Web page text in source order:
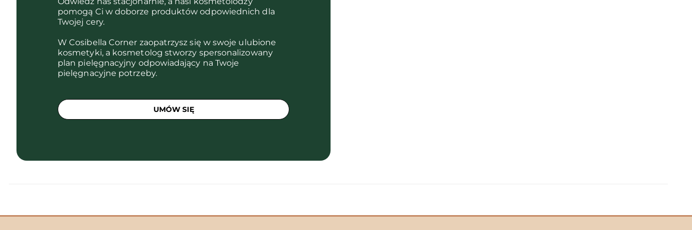
pomogą Ci w doborze produktów odpowiednich dla
Twojej cery.
W Cosibella Corner zaopatrzysz się w swoje ulubione
kosmetyki, a kosmetolog stworzy spersonalizowany
plan pielęgnacyjny odpowiadający na Twoje
pielęgnacyjne potrzeby.
UMÓW SIĘ